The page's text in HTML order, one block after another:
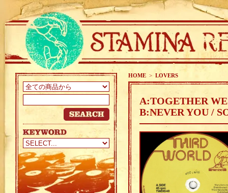
HOME > LOVERS
A:TOGETHER
B:NEVER YOU /